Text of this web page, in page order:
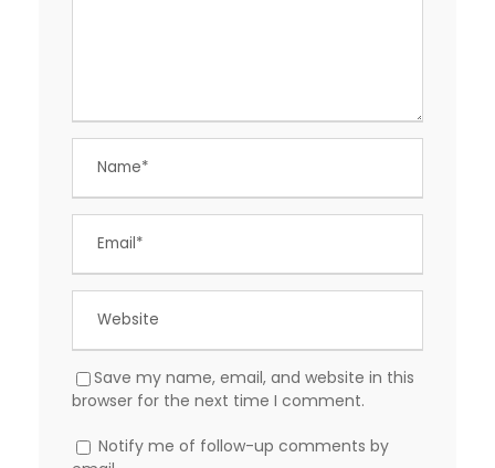
Save my name, email, and website in this
browser for the next time I comment.
Notify me of follow-up comments by